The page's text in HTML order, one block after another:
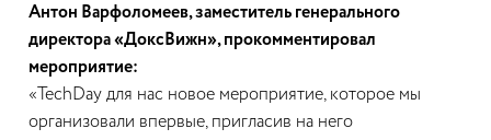
Антон Варфоломеев, заместитель генерального
директора «ДоксВижн», прокомментировал
мероприятие:
«TechDay для нас новое мероприятие, которое мы
организовали впервые, пригласив на него